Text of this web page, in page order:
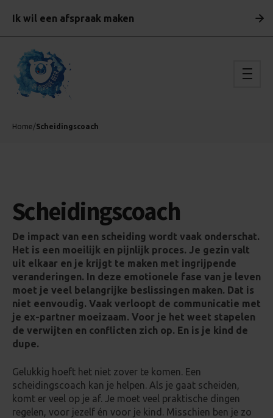
Ik wil een afspraak maken
Home/Scheidingscoach
Scheidingscoach
De impact van een scheiding wordt vaak onderschat.
Het is een moeilijk en pijnlijk proces. Je gezin valt
uit elkaar en je krijgt te maken met ingrijpende
veranderingen. In deze emotionele fase van je leven
moet je veel belangrijke beslissingen maken. Dat is
niet eenvoudig. Vaak verloopt de communicatie met
je ex-partner moeizaam. Voor je het weet stapelen
de verwijten en conflicten zich op. En is je kind de
dupe.
Gelukkig hoeft het niet zover te komen. Een
scheidingscoach kan je helpen. Als je gaat scheiden,
komt er veel op je af. Je moet veel praktische dingen
regelen, voor jezelf én voor je kind. Misschien ben je zo